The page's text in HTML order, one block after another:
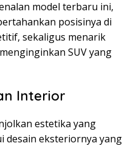
model terbaru ini,
posisinya di
sekaligus menarik
SUV yang
Interior
estetika yang
desain eksteriornya yang